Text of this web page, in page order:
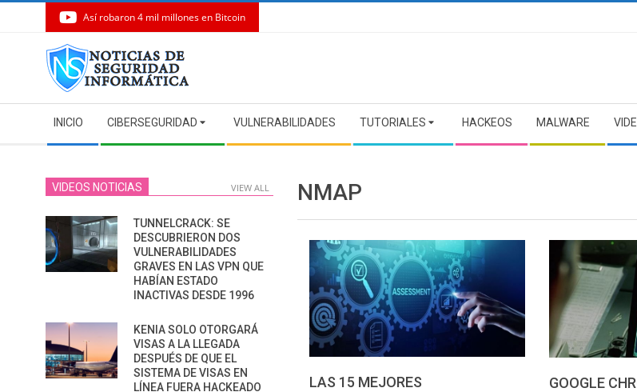
Así robaron 4 mil millones en Bitcoin
Navigation
Menu
INICIO CIBERSEGURIDAD VULNERABILIDADES TUTORIALES HACKEOS MALWARE
NMAP
LAS 15 MEJORES
GOOGLE
VIDEOS NOTICIAS VIEW ALL
TUNNELCRACK: SE
DESCUBRIERON DOS
VULNERABILIDADES
GRAVES EN LAS VPN QUE
HABÍAN ESTADO
INACTIVAS DESDE 1996
KENIA SOLO OTORGARÁ
VISAS A LA LLEGADA
DESPUÉS DE QUE EL
SISTEMA DE VISAS EN
LÍNEA FUERA HACKEADO